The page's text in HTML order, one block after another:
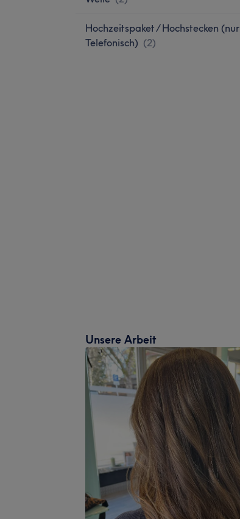
Hochzeitspaket / Hochstecken (nur
Telefonisch) (2)
Unsere Arbeit